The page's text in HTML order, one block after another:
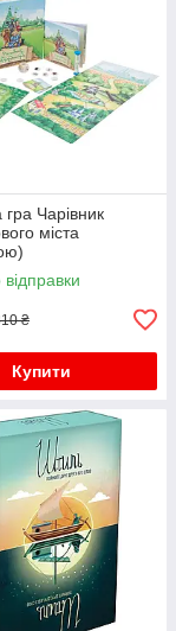
гра Чарівник
міста
₴
Купити